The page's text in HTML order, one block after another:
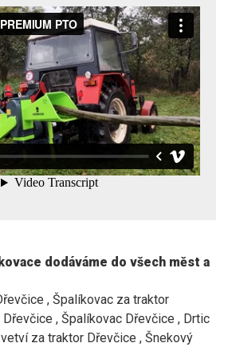
dodáváme do všech měst a
, Špalíkovac za traktor
, Špalíkovac Dřevčice , Drtic
za traktor Dřevčice , Šnekový